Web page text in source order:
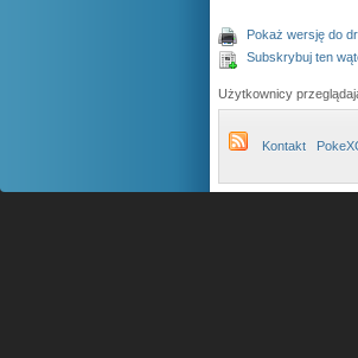
Pokaż wersję do
Subskrybuj ten
Użytkownicy
Kontakt